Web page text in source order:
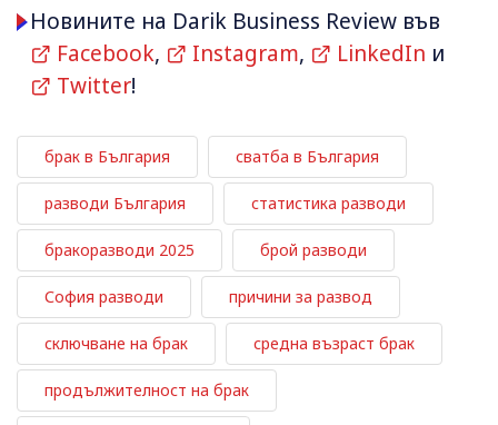
Новините на Darik Business Review във
Facebook, Instagram, LinkedIn и
Twitter!
брак в България сватба в България
разводи България статистика разводи
бракоразводи 2025 брой разводи
София разводи причини за развод
сключване на брак средна възраст брак
продължителност на брак